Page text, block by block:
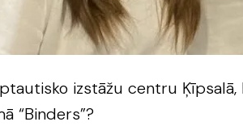
izstāžu centru
“Binders”?